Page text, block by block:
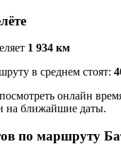
1 934 км
в среднем стоят:
онлайн
на ближайшие даты.
по маршруту